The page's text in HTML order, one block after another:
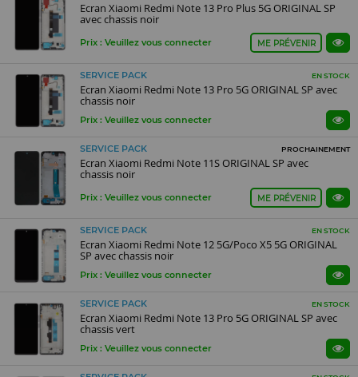
Ecran Xiaomi Redmi Note 13 Pro Plus 5G ORIGINAL SP
avec chassis noir
Prix : Veuillez vous connecter ME PRÉVENIR
SERVICE PACK EN STOCK
Ecran Xiaomi Redmi Note 13 Pro 5G ORIGINAL SP avec
chassis noir
Prix : Veuillez vous connecter
SERVICE PACK PROCHAINEMENT
Ecran Xiaomi Redmi Note 11S ORIGINAL SP avec
chassis noir
Prix : Veuillez vous connecter ME PRÉVENIR
SERVICE PACK EN STOCK
Ecran Xiaomi Redmi Note 12 5G/Poco X5 5G ORIGINAL
SP avec chassis noir
Prix : Veuillez vous connecter
SERVICE PACK EN STOCK
Ecran Xiaomi Redmi Note 13 Pro 5G ORIGINAL SP avec
chassis vert
Prix : Veuillez vous connecter